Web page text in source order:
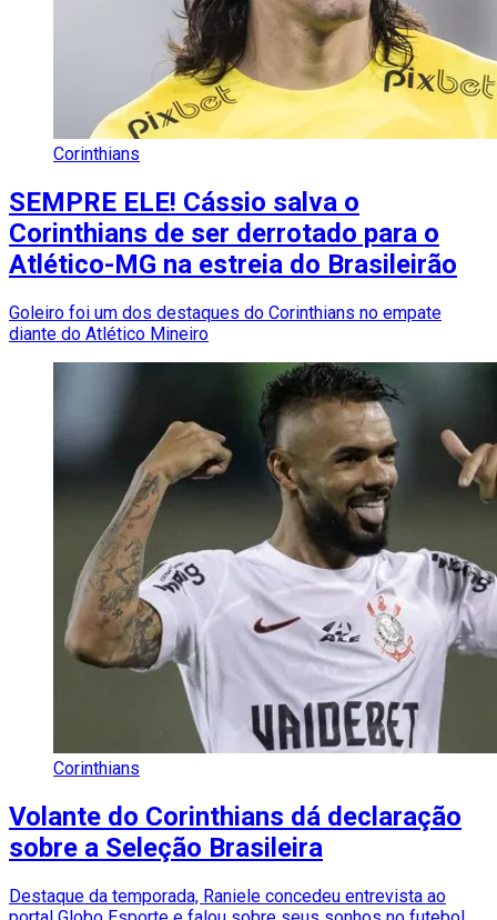
Corinthians
SEMPRE ELE! Cássio salva o
Corinthians de ser derrotado para o
Atlético-MG na estreia do Brasileirão
Goleiro foi um dos destaques do Corinthians no empate
diante do Atlético Mineiro
Corinthians
Volante do Corinthians dá declaração
sobre a Seleção Brasileira
Destaque da temporada, Raniele concedeu entrevista ao